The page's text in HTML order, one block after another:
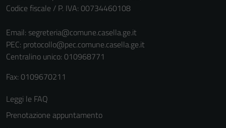
Codice fiscale / P. IVA: 00734460108
Email: segreteria@comune.casella.ge.it
PEC: protocollo@pec.comune.casella.ge.it
Centralino unico: 010968771
Fax: 0109670211
Leggi le FAQ
Prenotazione appuntamento
Tecnici
sono necessari
per il